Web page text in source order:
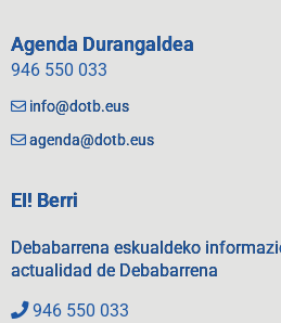
Agenda Durangaldea
946 550 033
info@dotb.eus
agenda@dotb.eus
EI! Berri
Debabarrena eskualdeko
actualidad de Debabarrena
946 550 033